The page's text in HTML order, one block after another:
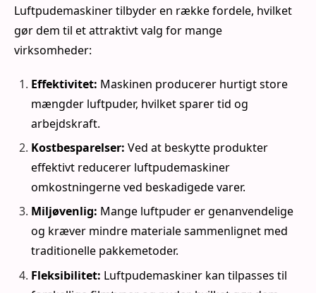
Luftpudemaskiner tilbyder en række fordele, hvilket
gør dem til et attraktivt valg for mange
virksomheder:
Effektivitet: Maskinen producerer hurtigt store
mængder luftpuder, hvilket sparer tid og
arbejdskraft.
Kostbesparelser: Ved at beskytte produkter
effektivt reducerer luftpudemaskiner
omkostningerne ved beskadigede varer.
Miljøvenlig: Mange luftpuder er genanvendelige
og kræver mindre materiale sammenlignet med
traditionelle pakkemetoder.
Fleksibilitet: Luftpudemaskiner kan tilpasses til